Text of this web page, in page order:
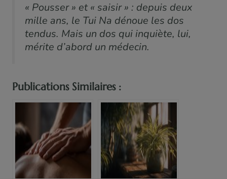
« Pousser » et « saisir » : depuis deux
mille ans, le Tui Na dénoue les dos
tendus. Mais un dos qui inquiète, lui,
mérite d’abord un médecin.
Publications Similaires :